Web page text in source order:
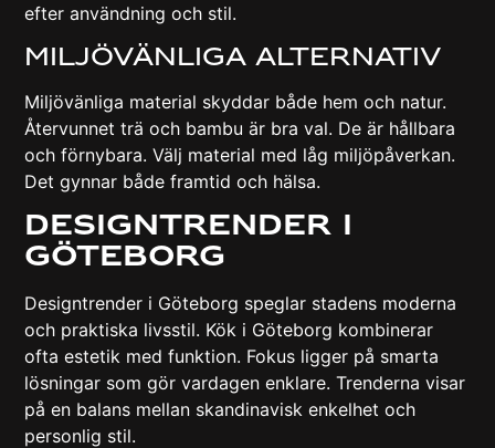
efter användning och stil.
Miljövänliga Alternativ
Miljövänliga material skyddar både hem och natur.
Återvunnet trä och bambu är bra val. De är hållbara
och förnybara. Välj material med låg miljöpåverkan.
Det gynnar både framtid och hälsa.
Designtrender I
Göteborg
Designtrender i Göteborg speglar stadens moderna
och praktiska livsstil. Kök i Göteborg kombinerar
ofta estetik med funktion. Fokus ligger på smarta
lösningar som gör vardagen enklare. Trenderna visar
på en balans mellan skandinavisk enkelhet och
personlig stil.